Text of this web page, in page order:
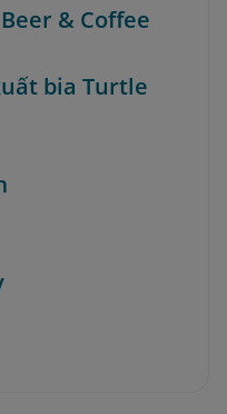
& Coffee
bia Turtle